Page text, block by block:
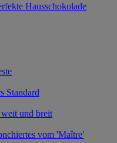
Hausschokolade
Standard
und breit
vom 'Maître'